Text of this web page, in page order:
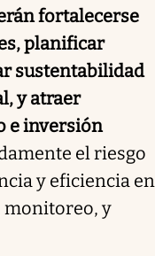
fortalecerse
planificar
sustentabilidad
y atraer
e inversión
el riesgo
y eficiencia en
monitoreo, y